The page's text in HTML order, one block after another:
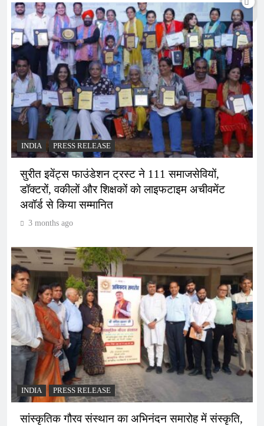
INDIA PRESS RELEASE
सुरीत इवेंट्स फाउंडेशन ट्रस्ट ने 111 समाजसेवियों,
डॉक्टरों, वकीलों और शिक्षकों को लाइफटाइम अचीवमेंट
अवॉर्ड से किया सम्मानित
3 months ago
INDIA PRESS RELEASE
सांस्कृतिक गौरव संस्थान का अभिनंदन समारोह में संस्कृति,